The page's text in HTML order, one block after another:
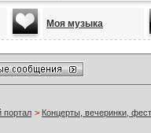
Моя музыка
портал > Концерты, вечеринки,